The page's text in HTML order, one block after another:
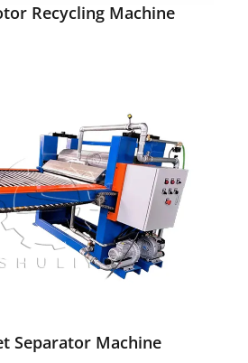
Recycling Machine
Separator Machine